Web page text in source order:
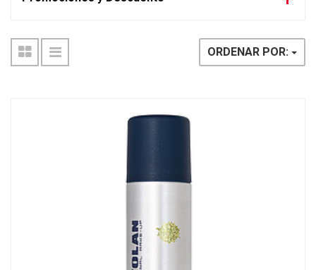
ORDENAR POR: